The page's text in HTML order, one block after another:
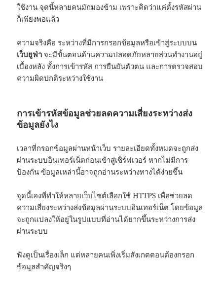
ใช้งาน จุดนี้หลายคนมักมองข้าม เพราะคิดว่าแค่ตั้งรหัสผ่าน
ก็เพียงพอแล้ว
ความจริงคือ ระหว่างที่มีการกรอกข้อมูลหรือเข้าสู่ระบบบน
เว็บยูฟ่า จะมีขั้นตอนด้านความปลอดภัยหลายส่วนทำงานอยู่
เบื้องหลัง ทั้งการเข้ารหัส การยืนยันตัวตน และการตรวจสอบ
ความผิดปกติระหว่างใช้งาน
การเข้ารหัสข้อมูลช่วยลดความเสี่ยงระหว่างส่ง
ข้อมูลยังไง
เวลาที่กรอกข้อมูลผ่านหน้าเว็บ รายละเอียดทั้งหมดจะถูกส่ง
ผ่านระบบอินเทอร์เน็ตก่อนเข้าสู่เซิร์ฟเวอร์ หากไม่มีการ
ป้องกัน ข้อมูลเหล่านี้อาจถูกอ่านระหว่างทางได้ง่ายขึ้น
จุดนี้เองที่ทำให้หลายเว็บไซต์เลือกใช้ HTTPS เพื่อช่วยลด
ความเสี่ยงระหว่างส่งข้อมูลผ่านระบบอินเทอร์เน็ต โดยข้อมูล
จะถูกแปลงให้อยู่ในรูปแบบที่อ่านได้ยากขึ้นระหว่างการส่ง
ผ่านระบบ
ฟังดูเป็นเรื่องเล็ก แต่หลายคนเพิ่งเริ่มสังเกตตอนต้องกรอก
ข้อมูลสำคัญจริงๆ